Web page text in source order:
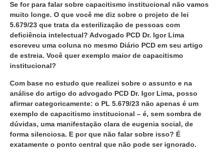
Se for para falar sobre capacitismo institucional não vamos
muito longe. O que você me diz sobre o projeto de lei
5.679/23 que trata da esterilização de pessoas com
deficiência intelectual? Advogado PCD Dr. Igor Lima
escreveu uma coluna no mesmo Diário PCD em seu artigo
de estreia. Você quer exemplo maior de capacitismo
institucional?
Com base no estudo que realizei sobre o assunto e na
análise do artigo do advogado PCD Dr. Igor Lima, posso
afirmar categoricamente: o PL 5.679/23 não apenas é um
exemplo de capacitismo institucional – é, sem sombra de
dúvidas, uma manifestação clara de eugenia social, de
forma silenciosa. E por que não falar sobre isso? É
exatamente o ponto central que não pode ser ignorado.